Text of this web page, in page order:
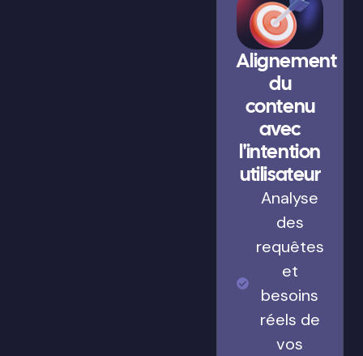
Alignement
du
contenu
avec
l'intention
utilisateur
Analyse
des
requêtes
et
besoins
réels de
vos